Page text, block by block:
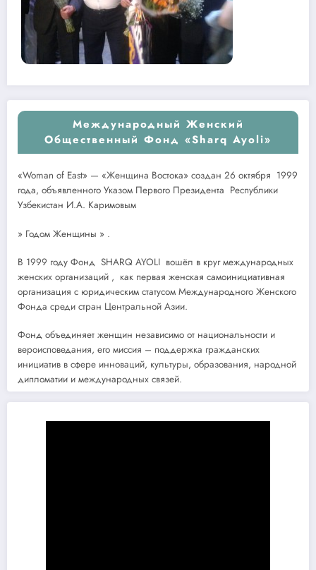
Международный Женский
Общественный Фонд «Sharq Ayoli»
«Woman of East» — «Женщина Востока» создан 26 октября 1999
года, объявленного Указом Первого Президента Республики
Узбекистан И.А. Каримовым
» Годом Женщины » .
В 1999 году Фонд SHARQ AYOLI вошёл в круг международных
женских организаций , как первая женская самоинициативная
организация с юридическим статусом Международного Женского
Фонда среди стран Центральной Азии.
Фонд объединяет женщин независимо от национальности и
вероисповедания, его миссия – поддержка гражданских
инициатив в сфере инноваций, культуры, образования, народной
дипломатии и международных связей.